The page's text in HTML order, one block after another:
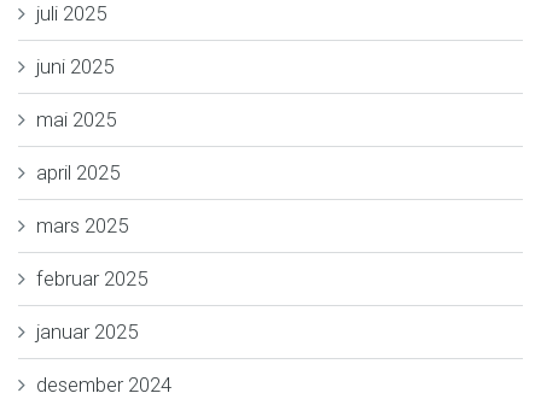
juli 2025
juni 2025
mai 2025
april 2025
mars 2025
februar 2025
januar 2025
desember 2024